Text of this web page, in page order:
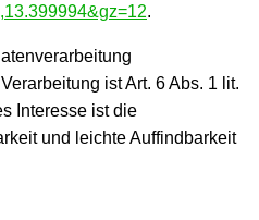
.
ist Art. 6 Abs. 1 lit.
Interesse ist die
und leichte Auffindbarkeit